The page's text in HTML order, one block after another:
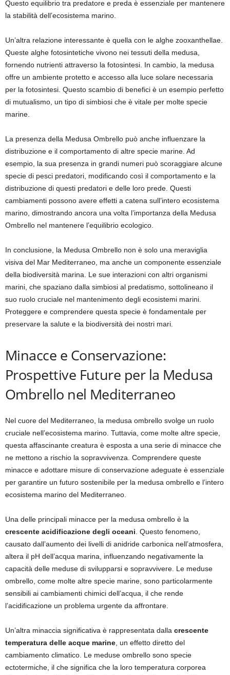
Questo equilibrio tra predatore e preda è essenziale per mantenere
la stabilità dell’ecosistema marino.
Un’altra relazione interessante è quella con le alghe zooxanthellae.
Queste alghe fotosintetiche vivono nei tessuti della medusa,
fornendo nutrienti attraverso la fotosintesi. In cambio, la medusa
offre un ambiente protetto e accesso alla luce solare necessaria
per la fotosintesi. Questo scambio di benefici è un esempio perfetto
di mutualismo, un tipo di simbiosi che è vitale per molte specie
marine.
La presenza della Medusa Ombrello può anche influenzare la
distribuzione e il comportamento di altre specie marine. Ad
esempio, la sua presenza in grandi numeri può scoraggiare alcune
specie di pesci predatori, modificando così il comportamento e la
distribuzione di questi predatori e delle loro prede. Questi
cambiamenti possono avere effetti a catena sull’intero ecosistema
marino, dimostrando ancora una volta l’importanza della Medusa
Ombrello nel mantenere l’equilibrio ecologico.
In conclusione, la Medusa Ombrello non è solo una meraviglia
visiva del Mar Mediterraneo, ma anche un componente essenziale
della biodiversità marina. Le sue interazioni con altri organismi
marini, che spaziano dalla simbiosi al predatismo, sottolineano il
suo ruolo cruciale nel mantenimento degli ecosistemi marini.
Proteggere e comprendere questa specie è fondamentale per
preservare la salute e la biodiversità dei nostri mari.
Minacce e Conservazione:
Prospettive Future per la Medusa
Ombrello nel Mediterraneo
Nel cuore del Mediterraneo, la medusa ombrello svolge un ruolo
cruciale nell’ecosistema marino. Tuttavia, come molte altre specie,
questa affascinante creatura è esposta a una serie di minacce che
ne mettono a rischio la sopravvivenza. Comprendere queste
minacce e adottare misure di conservazione adeguate è essenziale
per garantire un futuro sostenibile per la medusa ombrello e l’intero
ecosistema marino del Mediterraneo.
Una delle principali minacce per la medusa ombrello è la
crescente acidificazione degli oceani . Questo fenomeno,
causato dall’aumento dei livelli di anidride carbonica nell’atmosfera,
altera il pH dell’acqua marina, influenzando negativamente la
capacità delle meduse di svilupparsi e sopravvivere. Le meduse
ombrello, come molte altre specie marine, sono particolarmente
sensibili ai cambiamenti chimici dell’acqua, il che rende
l’acidificazione un problema urgente da affrontare.
Un’altra minaccia significativa è rappresentata dalla crescente
temperatura delle acque marine , un effetto diretto del
cambiamento climatico. Le meduse ombrello sono specie
ectotermiche, il che significa che la loro temperatura corporea